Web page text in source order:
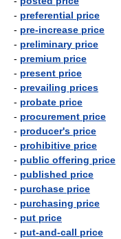
- preferential price
- pre-increase price
- preliminary price
- premium price
- present price
- prevailing prices
- probate price
- procurement price
- producer's price
- prohibitive price
- public offering price
- published price
- purchase price
- purchasing price
- put price
- put-and-call price